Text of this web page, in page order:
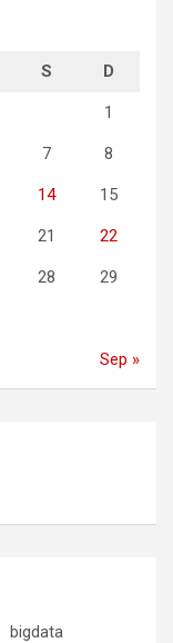
S D
1
7 8
14 15
21 22
28 29
Sep »
bigdata